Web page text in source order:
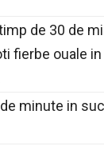
de 30 de
fierbe ouale
minute in